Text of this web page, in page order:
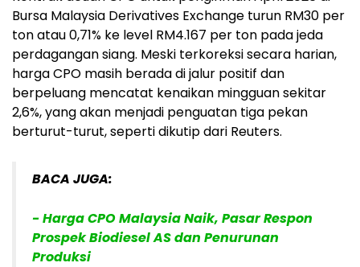
Bursa Malaysia Derivatives Exchange turun RM30 per
ton atau 0,71% ke level RM4.167 per ton pada jeda
perdagangan siang. Meski terkoreksi secara harian,
harga CPO masih berada di jalur positif dan
berpeluang mencatat kenaikan mingguan sekitar
2,6%, yang akan menjadi penguatan tiga pekan
berturut-turut, seperti dikutip dari Reuters.
BACA JUGA:
- Harga CPO Malaysia Naik, Pasar Respon
Prospek Biodiesel AS dan Penurunan
Produksi